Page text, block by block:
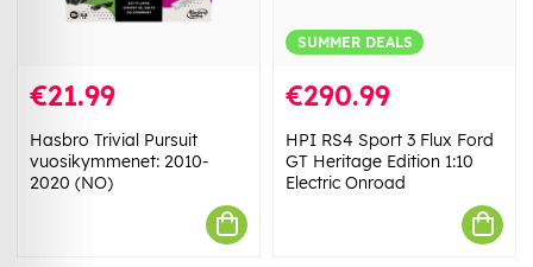
€21.99
Hasbro Trivial Pursuit
vuosikymmenet: 2010-
2020 (NO)
SUMMER DEALS
€290.99
HPI RS4 Sport 3 Flux Ford
GT Heritage Edition 1:10
Electric Onroad